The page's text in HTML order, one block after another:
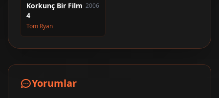
Korkunç Bir Film
4
2006
Tom Ryan
Yorumlar